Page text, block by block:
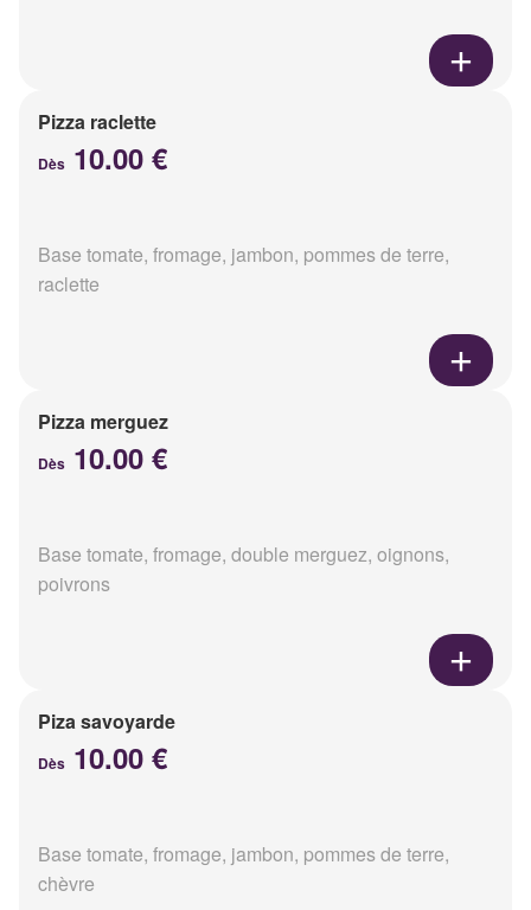
Pizza raclette
Dès 10.00 €
Base tomate, fromage, jambon, pommes de terre,
raclette
Pizza merguez
Dès 10.00 €
Base tomate, fromage, double merguez, oignons,
poivrons
Piza savoyarde
Dès 10.00 €
Base tomate, fromage, jambon, pommes de terre,
chèvre